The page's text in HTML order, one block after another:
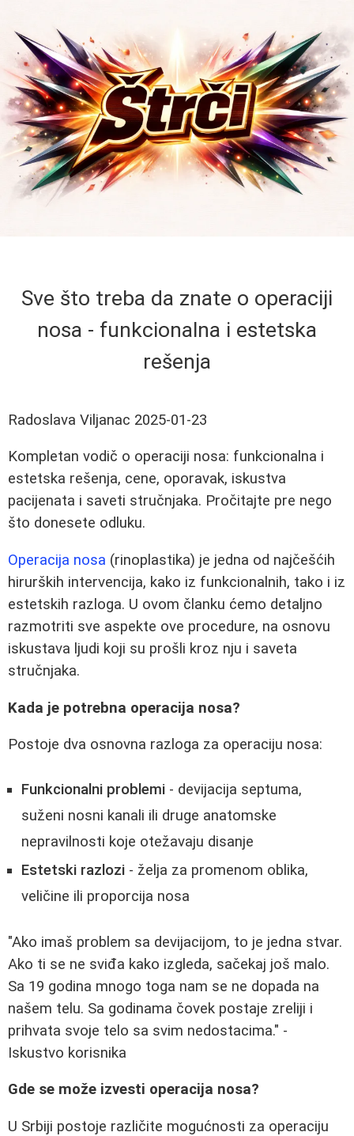
Sve što treba da znate o operaciji
nosa - funkcionalna i estetska
rešenja
Radoslava Viljanac 2025-01-23
Kompletan vodič o operaciji nosa: funkcionalna i
estetska rešenja, cene, oporavak, iskustva
pacijenata i saveti stručnjaka. Pročitajte pre nego
što donesete odluku.
Operacija nosa (rinoplastika) je jedna od najčešćih
hirurških intervencija, kako iz funkcionalnih, tako i iz
estetskih razloga. U ovom članku ćemo detaljno
razmotriti sve aspekte ove procedure, na osnovu
iskustava ljudi koji su prošli kroz nju i saveta
stručnjaka.
Kada je potrebna operacija nosa?
Postoje dva osnovna razloga za operaciju nosa:
Funkcionalni problemi - devijacija septuma,
suženi nosni kanali ili druge anatomske
nepravilnosti koje otežavaju disanje
Estetski razlozi - želja za promenom oblika,
veličine ili proporcija nosa
"Ako imaš problem sa devijacijom, to je jedna stvar.
Ako ti se ne sviđa kako izgleda, sačekaj još malo.
Sa 19 godina mnogo toga nam se ne dopada na
našem telu. Sa godinama čovek postaje zreliji i
prihvata svoje telo sa svim nedostacima." -
Iskustvo korisnika
Gde se može izvesti operacija nosa?
U Srbiji postoje različite mogućnosti za operaciju